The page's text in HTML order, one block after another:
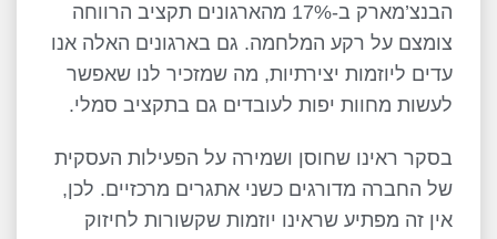
הבנצ’מארק ב-17% מהארגונים תקציב הרווחה
צומצם על רקע המלחמה. גם בארגונים האלה אנו
עדים ליוזמות יצירתיות, מה שמזכיר לנו שאפשר
לעשות מחוות יפות לעובדים גם בתקציב סמלי.
בסקר ראינו שחוסן ושמירה על הפעילות העסקית
של החברה מדורגים כשני אתגרים מרכזיים. לכן,
אין זה מפתיע שראינו יוזמות שקשורות לחיזוק